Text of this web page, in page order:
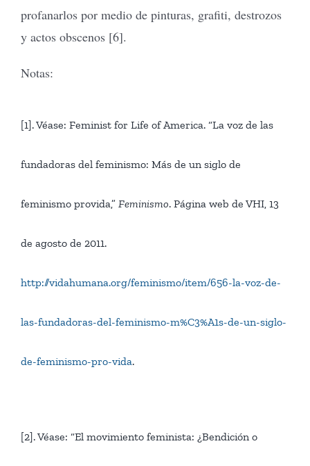
profanarlos por medio de pinturas, grafiti, destrozos
y actos obscenos [6].
Notas:
[1]. Véase: Feminist for Life of America. “La voz de las
fundadoras del feminismo: Más de un siglo de
feminismo provida,” Feminismo. Página web de VHI, 13
de agosto de 2011.
http://vidahumana.org/feminismo/item/656-la-voz-de-
las-fundadoras-del-feminismo-m%C3%A1s-de-un-siglo-
de-feminismo-pro-vida.
[2]. Véase: “El movimiento feminista: ¿Bendición o